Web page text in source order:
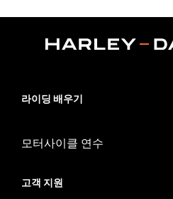
WARRANTY:1 year limited
라이딩 배우기
모터사이클 연수
고객 지원